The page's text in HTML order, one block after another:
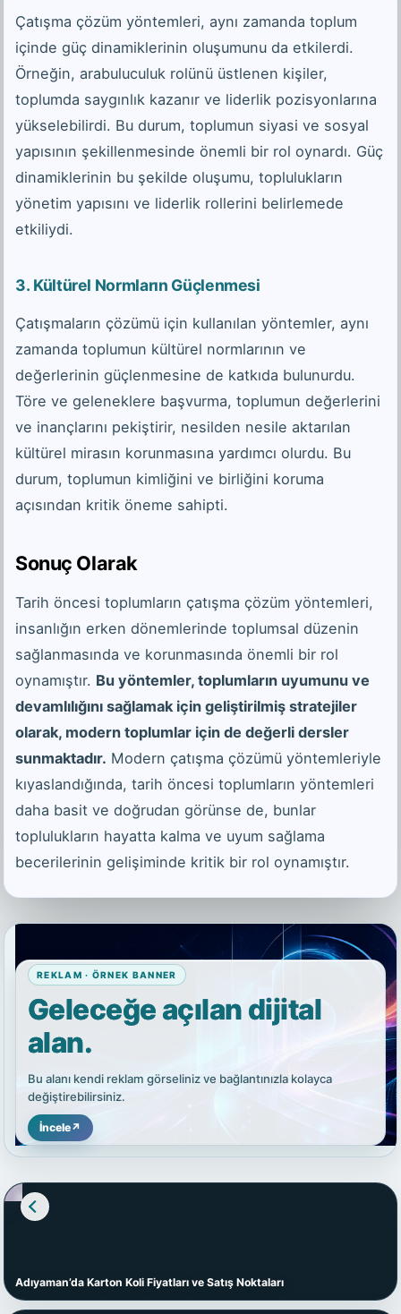
Çatışma çözüm yöntemleri, aynı zamanda toplum
içinde güç dinamiklerinin oluşumunu da etkilerdi.
Örneğin, arabuluculuk rolünü üstlenen kişiler,
toplumda saygınlık kazanır ve liderlik pozisyonlarına
yükselebilirdi. Bu durum, toplumun siyasi ve sosyal
yapısının şekillenmesinde önemli bir rol oynardı. Güç
dinamiklerinin bu şekilde oluşumu, toplulukların
yönetim yapısını ve liderlik rollerini belirlemede
etkiliydi.
3. Kültürel Normların Güçlenmesi
Çatışmaların çözümü için kullanılan yöntemler, aynı
zamanda toplumun kültürel normlarının ve
değerlerinin güçlenmesine de katkıda bulunurdu.
Töre ve geleneklere başvurma, toplumun değerlerini
ve inançlarını pekiştirir, nesilden nesile aktarılan
kültürel mirasın korunmasına yardımcı olurdu. Bu
durum, toplumun kimliğini ve birliğini koruma
açısından kritik öneme sahipti.
Sonuç Olarak
Tarih öncesi toplumların çatışma çözüm yöntemleri,
insanlığın erken dönemlerinde toplumsal düzenin
sağlanmasında ve korunmasında önemli bir rol
oynamıştır. Bu yöntemler, toplumların uyumunu ve
devamlılığını sağlamak için geliştirilmiş stratejiler
olarak, modern toplumlar için de değerli dersler
sunmaktadır. Modern çatışma çözümü yöntemleriyle
kıyaslandığında, tarih öncesi toplumların yöntemleri
daha basit ve doğrudan görünse de, bunlar
toplulukların hayatta kalma ve uyum sağlama
becerilerinin gelişiminde kritik bir rol oynamıştır.
REKLAM · ÖRNEK BANNER
Geleceğe açılan dijital
alan.
Bu alanı kendi reklam görseliniz ve bağlantınızla kolayca
değiştirebilirsiniz.
İncele↗
Adıyaman’da Karton Koli Fiyatları ve Satış Noktaları